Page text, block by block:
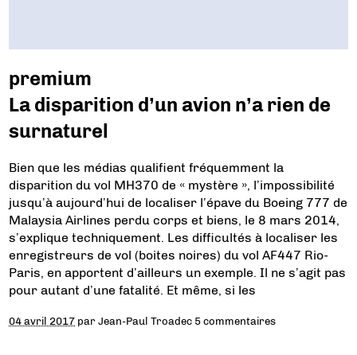
premium
La disparition d’un avion n’a rien de
surnaturel
Bien que les médias qualifient fréquemment la
disparition du vol MH370 de « mystère », l’impossibilité
jusqu’à aujourd’hui de localiser l’épave du Boeing 777 de
Malaysia Airlines perdu corps et biens, le 8 mars 2014,
s’explique techniquement. Les difficultés à localiser les
enregistreurs de vol (boites noires) du vol AF447 Rio-
Paris, en apportent d’ailleurs un exemple. Il ne s’agit pas
pour autant d’une fatalité. Et même, si les
04 avril 2017 parJean-Paul Troadec 5 commentaires